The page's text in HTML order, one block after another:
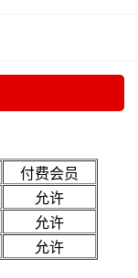
付费会员
允许
允许
允许